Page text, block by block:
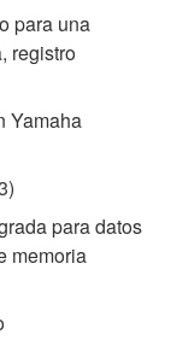
para una
registro
Yamaha
para datos
memoria